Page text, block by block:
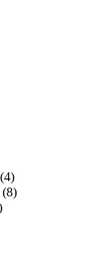
4
8